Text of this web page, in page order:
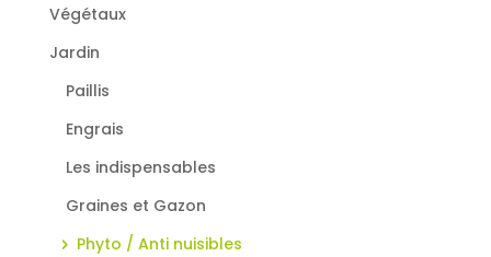
Végétaux
Jardin
Paillis
Engrais
Les indispensables
Graines et Gazon
Phyto / Anti nuisibles